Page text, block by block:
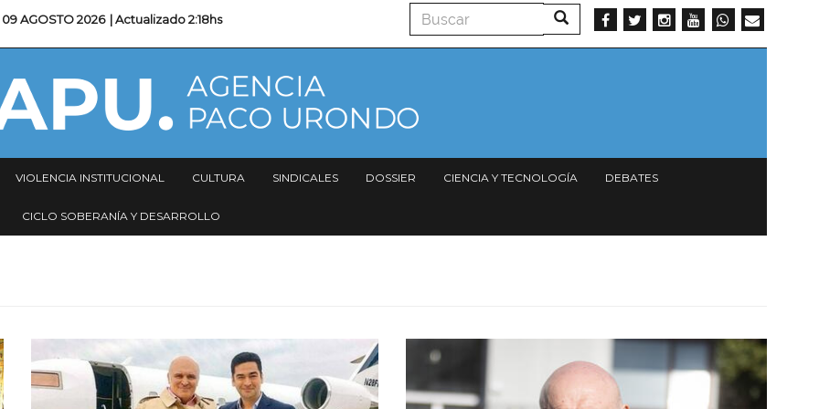
09 AGOSTO 2026 | Actualizado2:18hs Buscar Buscar
VIOLENCIA INSTITUCIONAL CULTURA SINDICALES DOSSIER CIENCIA Y TECNOLOGÍA DEBATES
CICLO SOBERANÍA Y DESARROLLO
Imagen